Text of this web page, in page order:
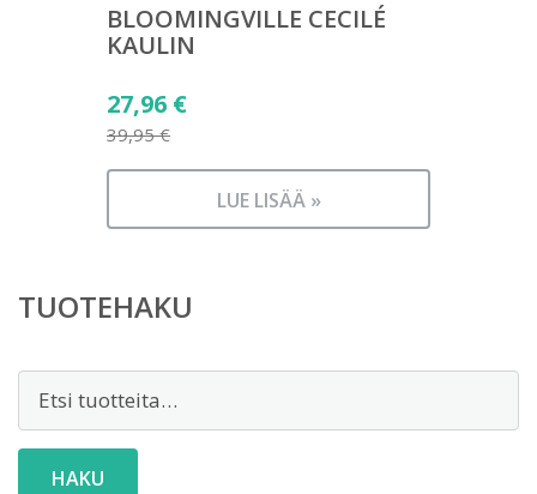
BLOOMINGVILLE CECILÉ
KAULIN
39,95€
Alkuperäinen
hinta
oli:
27,96 €
Nykyinen
on:
LUE LISÄÄ »
TUOTEHAKU
Etsi:
HAKU